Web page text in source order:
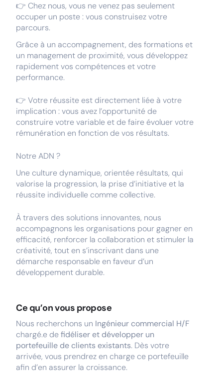
👉 Chez nous, vous ne venez pas seulement
occuper un poste : vous construisez votre
parcours.
Grâce à un accompagnement, des formations et
un management de proximité, vous développez
rapidement vos compétences et votre
performance.
👉 Votre réussite est directement liée à votre
implication : vous avez l’opportunité de
construire votre variable et de faire évoluer votre
rémunération en fonction de vos résultats.
Notre ADN ?
Une culture dynamique, orientée résultats, qui
valorise la progression, la prise d’initiative et la
réussite individuelle comme collective.
À travers des solutions innovantes, nous
accompagnons les organisations pour gagner en
efficacité, renforcer la collaboration et stimuler la
créativité, tout en s’inscrivant dans une
démarche responsable en faveur d’un
développement durable.
Ce qu’on vous propose
Nous recherchons un Ingénieur commercial H/F
chargé.e defidéliser et développer un
portefeuille de clients existants. Dès votre
arrivée, vous prendrez en charge ce portefeuille
afin d’en assurer la croissance.